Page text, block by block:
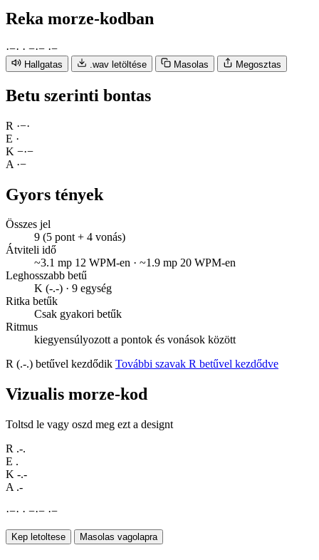
Reka morze-kodban
·−· · −·− ·−
Hallgatas .wav letöltése Masolas Megosztas
Betu szerinti bontas
R ·−·
E ·
K −·−
A ·−
Gyors tények
Összes jel
9 (5 pont + 4 vonás)
Átviteli idő
~3.1 mp 12 WPM-en · ~1.9 mp 20 WPM-en
Leghosszabb betű
K (-.-) · 9 egység
Ritka betűk
Csak gyakori betűk
Ritmus
kiegyensúlyozott a pontok és vonások között
R (.-.) betűvel kezdődik További szavak R betűvel kezdődve
Vizualis morze-kod
Toltsd le vagy oszd meg ezt a designt
R .-.
E .
K -.-
A .-
·−· · −·− ·−
Kep letoltese Masolas vagolapra